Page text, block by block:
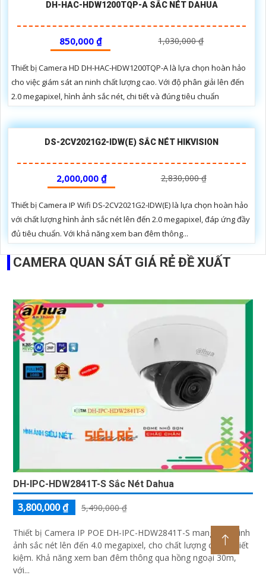
DH-HAC-HDW1200TQP-A SẮC NÉT DAHUA
850,000 ₫ 1,030,000 ₫
Thiết bị Camera HD DH-HAC-HDW1200TQP-A là lựa chọn hoàn hảo
cho việc giám sát an ninh chất lượng cao. Với độ phân giải lên đến
2.0 megapixel, hình ảnh sắc nét, chi tiết và đúng tiêu chuẩn
DS-2CV2021G2-IDW(E) SẮC NÉT HIKVISION
2,000,000 ₫ 2,830,000 ₫
Thiết bị Camera IP Wifi DS-2CV2021G2-IDW(E) là lựa chọn hoàn hảo
với chất lượng hình ảnh sắc nét lên đến 2.0 megapixel, đáp ứng đầy
đủ tiêu chuẩn. Với khả năng xem ban đêm thông...
CAMERA QUAN SÁT GIÁ RẺ ĐỀ XUẤT
DH-IPC-HDW2841T-S Sắc Nét Dahua
3,800,000 ₫ 5,490,000 ₫
Thiết bị Camera IP POE DH-IPC-HDW2841T-S mang đến hình
ảnh sắc nét lên đến 4.0 megapixel, cho chất lượng cao và tiết
kiệm. Khả năng xem ban đêm thông qua hồng ngoại 30m,
với...